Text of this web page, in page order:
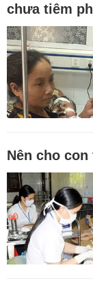
chưa tiêm
Nên cho